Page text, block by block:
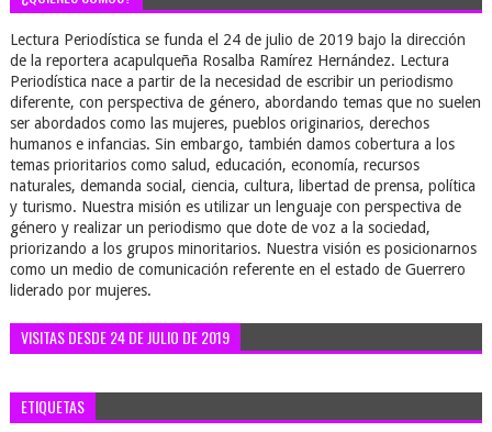
Lectura Periodística se funda el 24 de julio de 2019 bajo la dirección
de la reportera acapulqueña Rosalba Ramírez Hernández. Lectura
Periodística nace a partir de la necesidad de escribir un periodismo
diferente, con perspectiva de género, abordando temas que no suelen
ser abordados como las mujeres, pueblos originarios, derechos
humanos e infancias. Sin embargo, también damos cobertura a los
temas prioritarios como salud, educación, economía, recursos
naturales, demanda social, ciencia, cultura, libertad de prensa, política
y turismo. Nuestra misión es utilizar un lenguaje con perspectiva de
género y realizar un periodismo que dote de voz a la sociedad,
priorizando a los grupos minoritarios. Nuestra visión es posicionarnos
como un medio de comunicación referente en el estado de Guerrero
liderado por mujeres.
VISITAS DESDE 24 DE JULIO DE 2019
ETIQUETAS